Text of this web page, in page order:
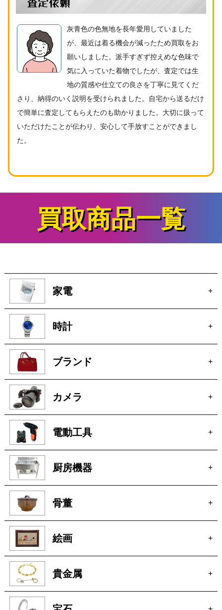
灰青色の色無地を長年愛用していました
が、最近は着る機会が減ったため買取をお
願いしました。派手すぎず控えめな色味で
気に入っていた着物でしたが、査定では生
地の質感や仕立ての良さを丁寧に見てくだ
さり、納得のいく説明を受けられました。自宅から送るだけ
で簡単に査定してもらえたのも助かりました。大切に扱って
いただけたことが伝わり、安心して手放すことができまし
た。
買取商品一覧
家電 +
時計 +
ブランド +
カメラ +
電動工具 +
厨房機器 +
骨董 +
絵画 +
貴金属 +